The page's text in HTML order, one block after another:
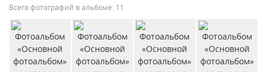
Всего фотографий в альбоме: 11